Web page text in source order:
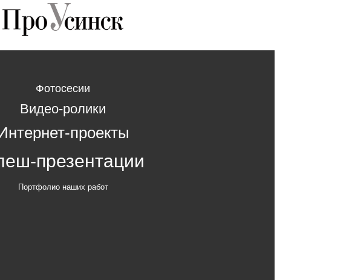
Фотосесии
Видео-ролики
проекты
презентации
Портфолио наших работ